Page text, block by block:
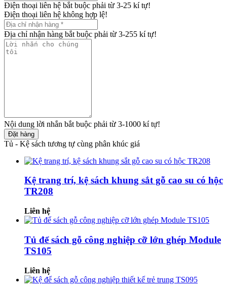
Điện thoại liên hệ bắt buộc phải từ 3-25 kí tự!
Điện thoại liên hệ không hợp lệ!
Địa chỉ nhận hàng bắt buộc phải từ 3-255 kí tự!
Nội dung lời nhắn bắt buộc phải từ 3-1000 kí tự!
Đặt hàng
Tủ - Kệ sách tương tự cùng phân khúc giá
Kệ trang trí, kệ sách khung sắt gỗ cao su có hộc
TR208
Liên hệ
Tủ để sách gỗ công nghiệp cỡ lớn ghép Module
TS105
Liên hệ